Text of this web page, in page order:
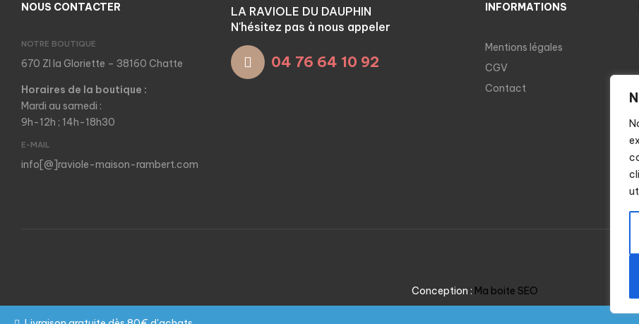
NOUS CONTACTER
NOTRE BOUTIQUE
670 ZI la Gloriette – 38160 Chatte
Horaires de la boutique :
Mardi au samedi :
9h-12h ; 14h-18h30
E-MAIL
info[@]raviole-maison-rambert.com
LA RAVIOLE DU DAUPHIN
N'hésitez pas à nous appeler
04 76 64 10 92
INFORMATIONS
Mentions légales
CGV
Contact
Conception : Ma boite SEO